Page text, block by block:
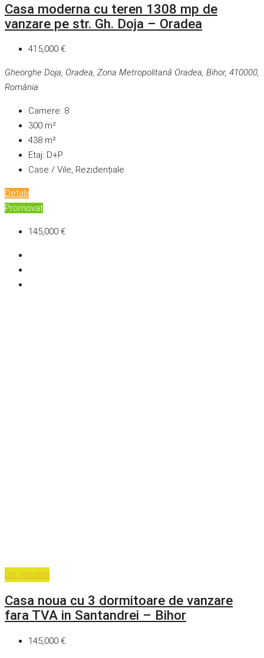
Casa moderna cu teren 1308 mp de
vanzare pe str. Gh. Doja – Oradea
415,000 €
Gheorghe Doja, Oradea, Zona Metropolitană Oradea, Bihor, 410000,
România
Camere: 8
300 m²
438 m²
Etaj: D+P
Case / Vile, Rezidențiale
Detalii
Promovat
145,000 €
De vânzare
Casa noua cu 3 dormitoare de vanzare
fara TVA in Santandrei – Bihor
145,000 €